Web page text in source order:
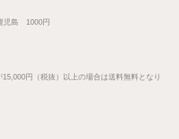
児島 1000円
円（税抜）以上の場合は送料無料となり